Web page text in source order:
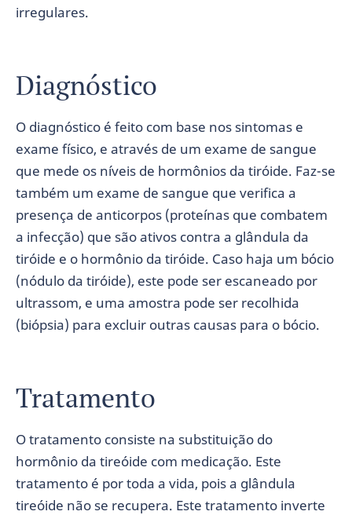
irregulares.
Diagnóstico
O diagnóstico é feito com base nos sintomas e
exame físico, e através de um exame de sangue
que mede os níveis de hormônios da tiróide. Faz-se
também um exame de sangue que verifica a
presença de anticorpos (proteínas que combatem
a infecção) que são ativos contra a glândula da
tiróide e o hormônio da tiróide. Caso haja um bócio
(nódulo da tiróide), este pode ser escaneado por
ultrassom, e uma amostra pode ser recolhida
(biópsia) para excluir outras causas para o bócio.
Tratamento
O tratamento consiste na substituição do
hormônio da tireóide com medicação. Este
tratamento é por toda a vida, pois a glândula
tireóide não se recupera. Este tratamento inverte